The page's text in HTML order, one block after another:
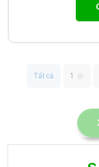
Tất cả 1